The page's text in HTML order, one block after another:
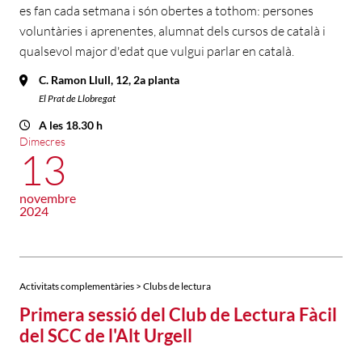
es fan cada setmana i són obertes a tothom: persones
voluntàries i aprenentes, alumnat dels cursos de català i
qualsevol major d'edat que vulgui parlar en català.
C. Ramon Llull, 12, 2a planta
El Prat de Llobregat
A les 18.30 h
Dimecres
13
novembre
2024
Activitats complementàries > Clubs de lectura
Primera sessió del Club de Lectura Fàcil
del SCC de l'Alt Urgell